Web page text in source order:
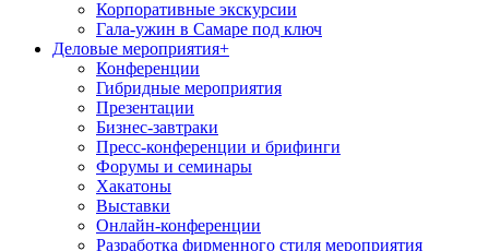
Корпоративные экскурсии
Гала-ужин в Самаре под ключ
Деловые мероприятия+
Конференции
Гибридные мероприятия
Презентации
Бизнес-завтраки
Пресс-конференции и брифинги
Форумы и семинары
Хакатоны
Выставки
Онлайн-конференции
Разработка фирменного стиля мероприятия